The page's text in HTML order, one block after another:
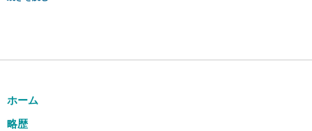
ホーム
略歴